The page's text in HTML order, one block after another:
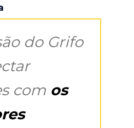
do Grifo
com os